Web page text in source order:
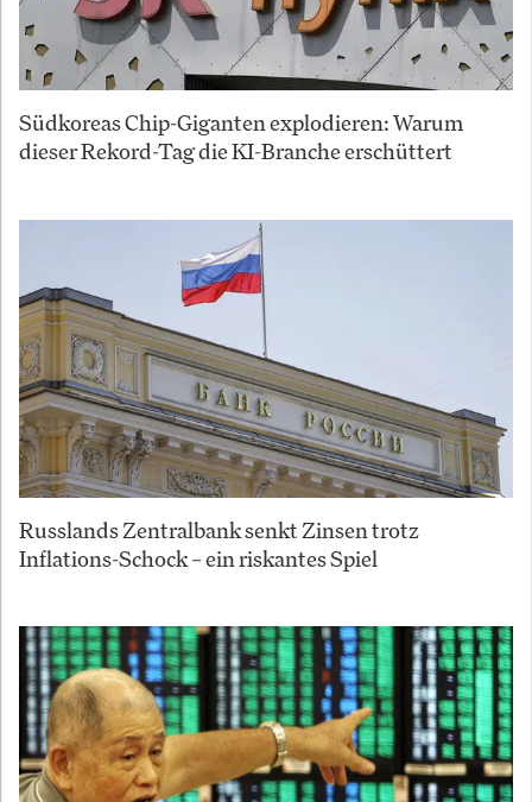
Südkoreas Chip-Giganten explodieren: Warum
dieser Rekord-Tag die KI-Branche erschüttert
Russlands Zentralbank senkt Zinsen trotz
Inflations-Schock – ein riskantes Spiel